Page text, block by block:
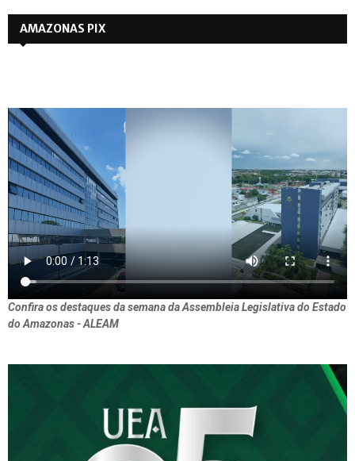
AMAZONAS PIX
Confira os destaques da semana da Assembleia Legislativa do Estado
do Amazonas - ALEAM